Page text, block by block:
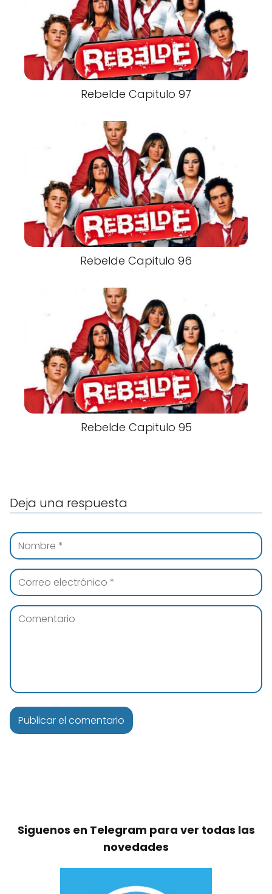
Rebelde Capitulo 97
Rebelde Capitulo 96
Rebelde Capitulo 95
Deja una respuesta
Siguenos en Telegram para ver todas las
novedades